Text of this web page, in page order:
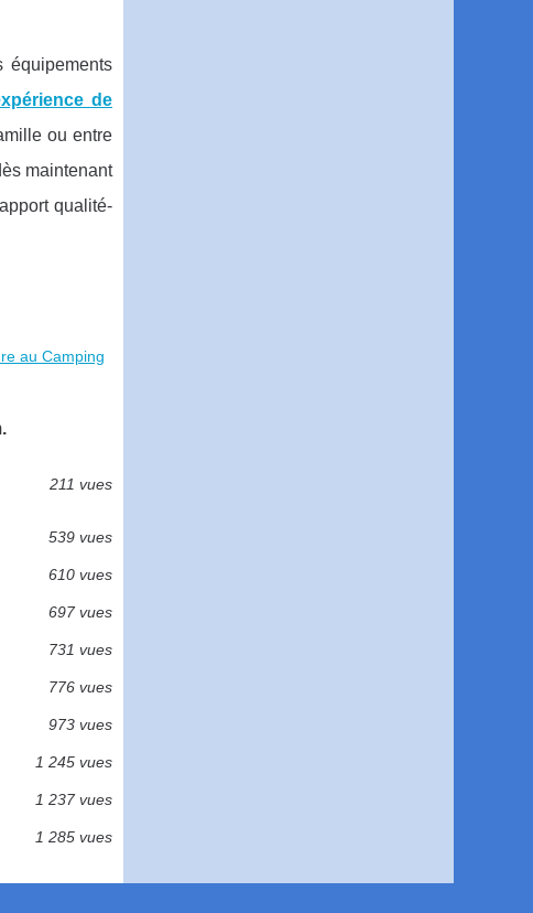
équipements
de
ou entre
maintenant
qualité-
au Camping
211 vues
539 vues
610 vues
697 vues
731 vues
776 vues
973 vues
1 245 vues
1 237 vues
1 285 vues